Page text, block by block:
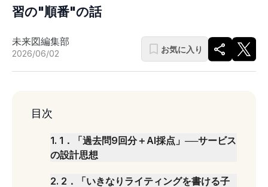
習の"順番"の話
未来図編集部
2026/06/02 お気に入り
目次
1. 1．「過去問9回分＋AI採点」──サービス
の設計思想
2. 2．「いきなりライティングを書ける子